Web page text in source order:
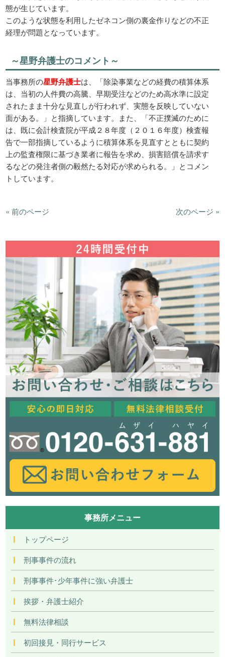
態が生じています。
このような状態を利用したゼネコン側の裏金作りなどの不正
経理が問題となっています。
～星野弁護士のコメント～
当事務所の星野弁護士は、「除染事業などの経費の積算体系
は、当初の人件費の高騰、早期受注などのため高水準に設定
されたまま十分な見直しが行われず、実態を反映していない
面がある。」と指摘しています。また、「不正撲滅のために
は、既に会計検査院が平成２８年度（２０１６年度）検査報
告で一部指摘しているように積算体系を見直すとともに契約
上の監査権限に基づき業者に報告を求め、損害賠償を請求す
るなどの発注者側の毅然たる対応が求められる。」とコメン
トしています。
« 前のページ 次のページ »
事務所メニュー
トップページ
刑事事件の流れ
刑事事件･少年事件に強い弁護士
挨拶・弁護士紹介
無料法律相談
初回接見・同行サービス